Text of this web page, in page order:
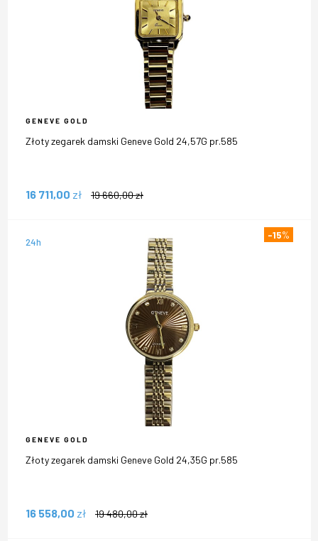
GENEVE GOLD
Złoty zegarek damski Geneve Gold 24,57G pr.585
16 711,00 zł 19 660,00zł
24h
-15%
GENEVE GOLD
Złoty zegarek damski Geneve Gold 24,35G pr.585
16 558,00 zł 19 480,00zł